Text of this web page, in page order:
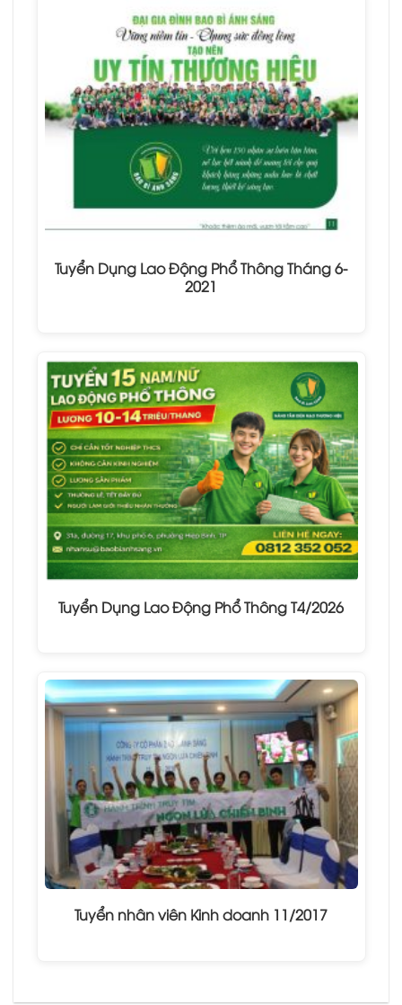
Tuyển Dụng Lao Động Phổ Thông Tháng 6-
2021
Tuyển Dụng Lao Động Phổ Thông T4/2026
Tuyển nhân viên Kinh doanh 11/2017